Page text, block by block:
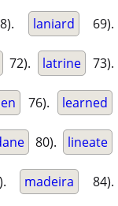
laniard 69).
72). latrine 73).
76). learned
80). lineate
madeira 84).